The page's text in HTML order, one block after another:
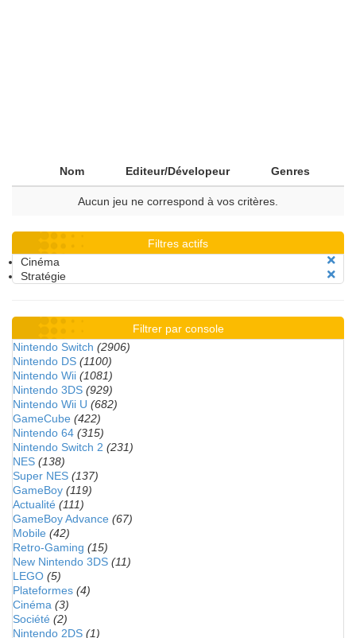
Nom Editeur/Dévelopeur Genres
Aucun jeu ne correspond à vos critères.
Filtres actifs
Cinéma
Stratégie
Filtrer par console
Nintendo Switch (2906)
Nintendo DS (1100)
Nintendo Wii (1081)
Nintendo 3DS (929)
Nintendo Wii U (682)
GameCube (422)
Nintendo 64 (315)
Nintendo Switch 2 (231)
NES (138)
Super NES (137)
GameBoy (119)
Actualité (111)
GameBoy Advance (67)
Mobile (42)
Retro-Gaming (15)
New Nintendo 3DS (11)
LEGO (5)
Plateformes (4)
Cinéma (3)
Société (2)
Nintendo 2DS (1)